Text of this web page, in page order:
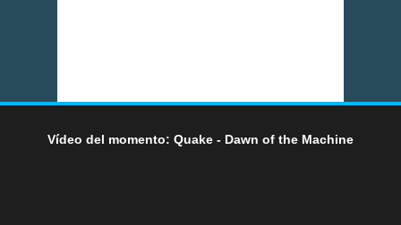
Vídeo del momento: Quake - Dawn of the Machine